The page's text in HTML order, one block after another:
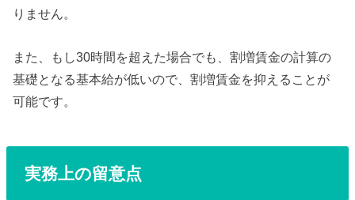
りません。
また、もし30時間を超えた場合でも、割増賃金の計算の
基礎となる基本給が低いので、割増賃金を抑えることが
可能です。
実務上の留意点